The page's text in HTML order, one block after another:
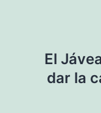
El
dar la